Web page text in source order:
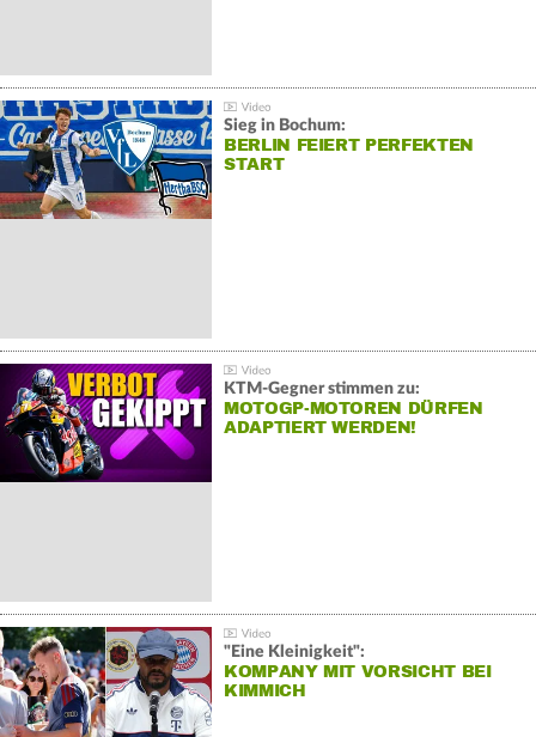
Sieg in Bochum:
BERLIN FEIERT PERFEKTEN
START
KTM-Gegner stimmen zu:
MOTOGP-MOTOREN DÜRFEN
ADAPTIERT WERDEN!
"Eine Kleinigkeit":
KOMPANY MIT VORSICHT BEI
KIMMICH